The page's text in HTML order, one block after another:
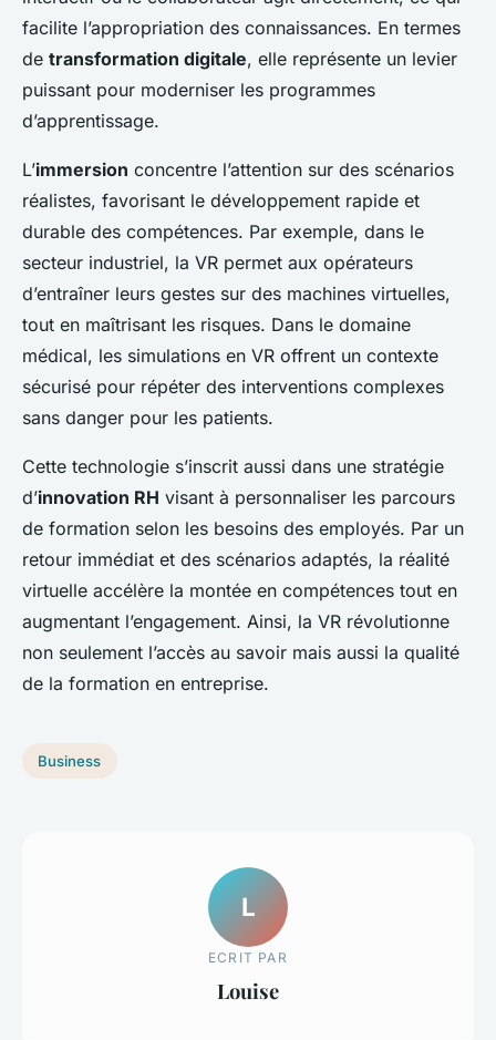
facilite l’appropriation des connaissances. En termes
de transformation digitale, elle représente un levier
puissant pour moderniser les programmes
d’apprentissage.
L’immersion concentre l’attention sur des scénarios
réalistes, favorisant le développement rapide et
durable des compétences. Par exemple, dans le
secteur industriel, la VR permet aux opérateurs
d’entraîner leurs gestes sur des machines virtuelles,
tout en maîtrisant les risques. Dans le domaine
médical, les simulations en VR offrent un contexte
sécurisé pour répéter des interventions complexes
sans danger pour les patients.
Cette technologie s’inscrit aussi dans une stratégie
d’innovation RH visant à personnaliser les parcours
de formation selon les besoins des employés. Par un
retour immédiat et des scénarios adaptés, la réalité
virtuelle accélère la montée en compétences tout en
augmentant l’engagement. Ainsi, la VR révolutionne
non seulement l’accès au savoir mais aussi la qualité
de la formation en entreprise.
Business
L
ECRIT PAR
Louise